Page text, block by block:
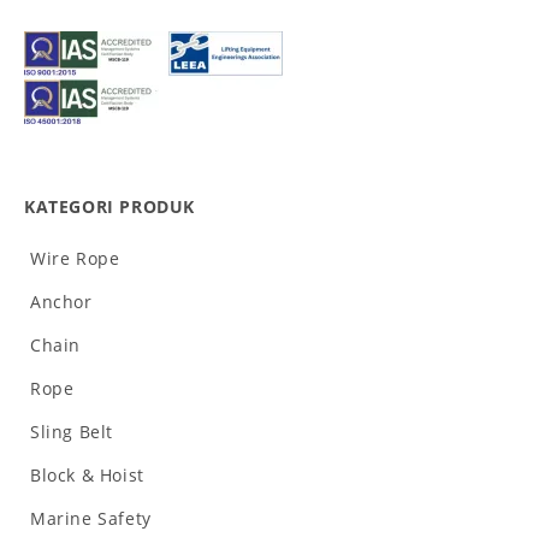
KATEGORI PRODUK
Wire Rope
Anchor
Chain
Rope
Sling Belt
Block & Hoist
Marine Safety